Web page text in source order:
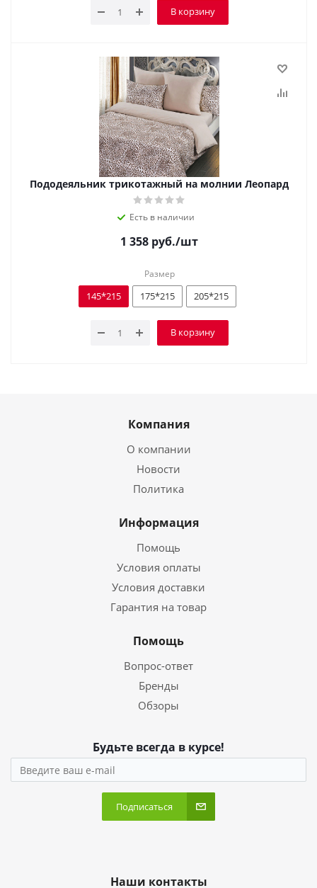
В корзину
Пододеяльник трикотажный на молнии Леопард
Есть в наличии
1 358 руб./шт
Размер
145*215 175*215 205*215
В корзину
Компания
О компании
Новости
Политика
Информация
Помощь
Условия оплаты
Условия доставки
Гарантия на товар
Помощь
Вопрос-ответ
Бренды
Обзоры
Будьте всегда в курсе!
Подписаться
Наши контакты